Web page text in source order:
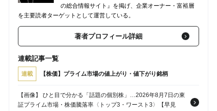
の総合情報サイト』を掲げ、企業オーナー・富裕層
を主要読者ターゲットとして運営している。
著者プロフィール詳細
連載記事一覧
連載 【株価】プライム市場の値上がり・値下がり銘柄
【画像】 ひと目で分かる「話題の個別株」…2026年8月7日の東
証プライム市場・株価騰落率〈トップ3・ワースト3〉【早見